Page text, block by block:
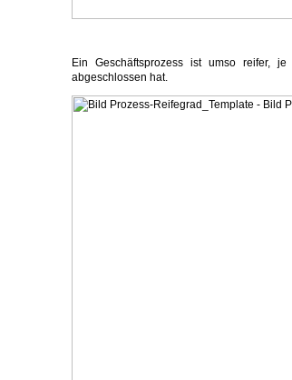
Ein Geschäftsprozess ist umso reifer,
abgeschlossen hat.